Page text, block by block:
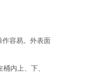
作容易。外表面
内上、下、